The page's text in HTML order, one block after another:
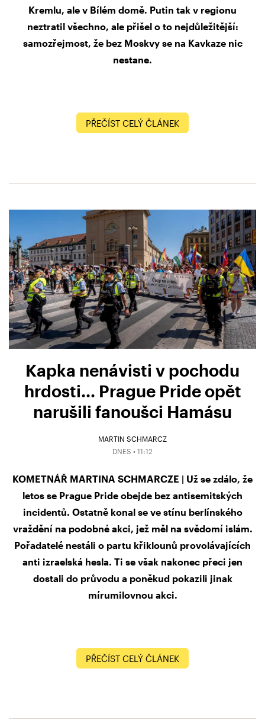
Kremlu, ale v Bílém domě. Putin tak v regionu
neztratil všechno, ale přišel o to nejdůležitější:
samozřejmost, že bez Moskvy se na Kavkaze nic
nestane.
PŘEČÍST CELÝ ČLÁNEK
Kapka nenávisti v pochodu
hrdosti… Prague Pride opět
narušili fanoušci Hamásu
MARTIN SCHMARCZ
DNES • 11:12
KOMETNÁŘ MARTINA SCHMARCZE | Už se zdálo, že
letos se Prague Pride obejde bez antisemitských
incidentů. Ostatně konal se ve stínu berlínského
vraždění na podobné akci, jež měl na svědomí islám.
Pořadatelé nestáli o partu křiklounů provolávajících
anti izraelská hesla. Ti se však nakonec přeci jen
dostali do průvodu a poněkud pokazili jinak
mírumilovnou akci.
PŘEČÍST CELÝ ČLÁNEK